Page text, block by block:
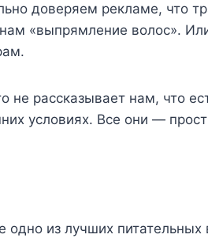
доверяем рекламе, что
«выпрямление волос».
не рассказывает нам, что
условиях. Все они —
из лучших